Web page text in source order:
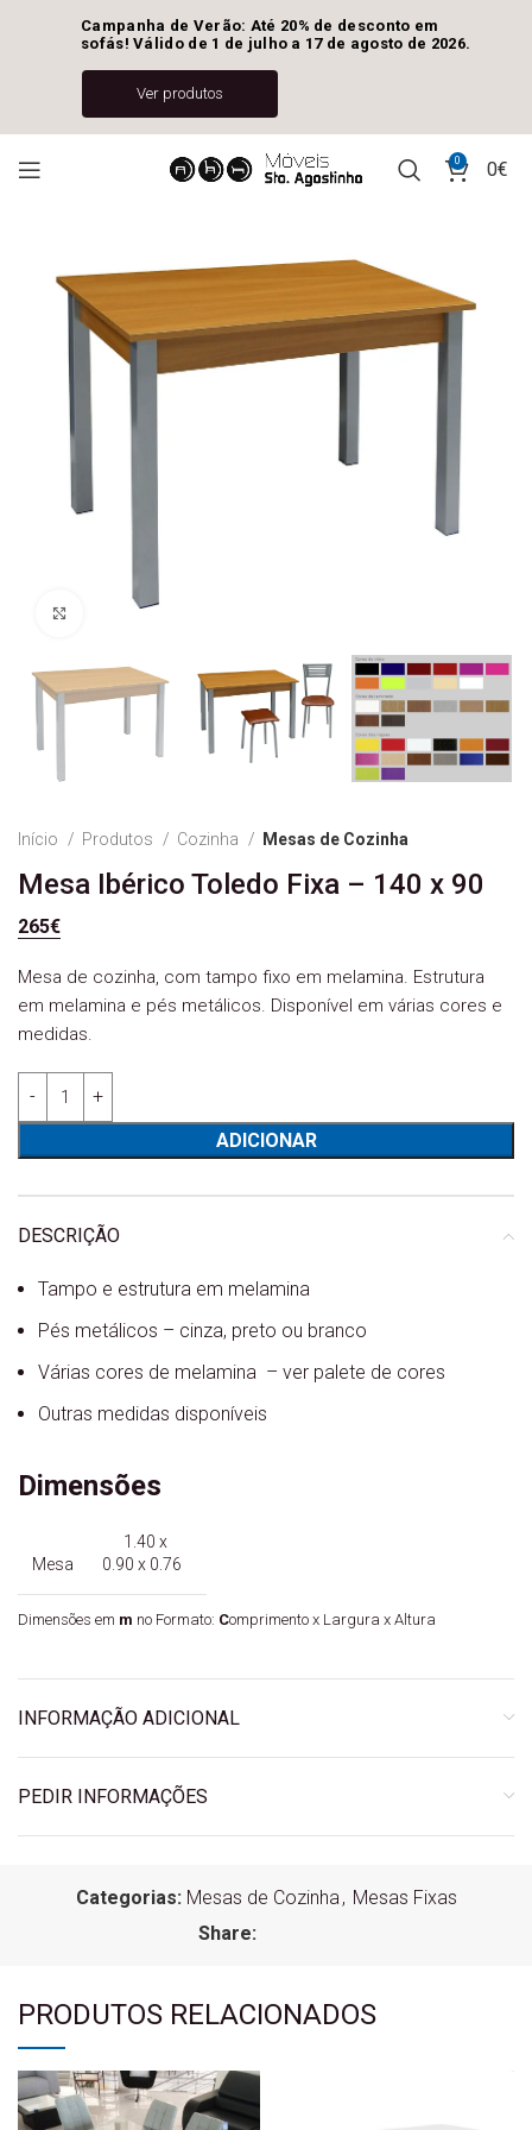
0 0€
Ver Imagem
Início Produtos Cozinha Mesas de Cozinha
Mesa Ibérico Toledo Fixa – 140 x 90
265€
Mesa de cozinha, com tampo fixo em melamina. Estrutura
em melamina e pés metálicos. Disponível em várias cores e
medidas.
ADICIONAR
DESCRIÇÃO
Tampo e estrutura em melamina
Pés metálicos – cinza, preto ou branco
Várias cores de melamina – ver palete de cores
Outras medidas disponíveis
Dimensões
Mesa
1.40 x
0.90 x 0.76
Dimensões em m no Formato: Comprimento x Largura x Altura
INFORMAÇÃO ADICIONAL
PEDIR INFORMAÇÕES
Categorias: Mesas de Cozinha, Mesas Fixas
Share:
PRODUTOS RELACIONADOS
Campanha de Verão: Até 20% de desconto em
sofás! Válido de 1 de julho a 17 de agosto de 2026.
Ver produtos